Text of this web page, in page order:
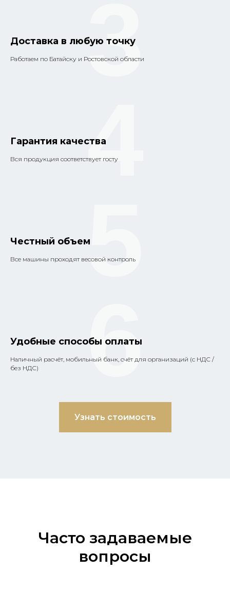
Доставка в любую точку
Работаем по Батайску и Ростовской области
3
Гарантия качества
Вся продукция соответствует госту
4
Честный объем
Все машины проходят весовой контроль
5
Удобные способы оплаты
Наличный расчёт, мобильный банк, счёт для организаций (с НДС /
без НДС)
6
Узнать стоимость
Часто задаваемые
вопросы